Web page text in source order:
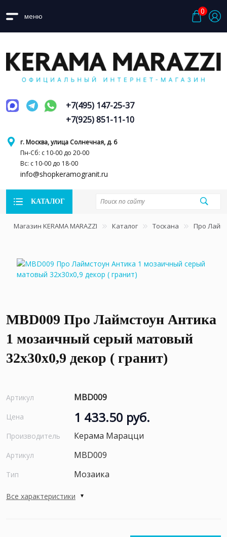
меню
0
г. Москва, улица Солнечная, д. 6
Пн-Сб: с 10-00 до 20-00
Вс: с 10-00 до 18-00
info@shopkeramogranit.ru
+7(495) 147-25-37
+7(925) 851-11-10
КАТАЛОГ
Магазин KERAMA MARAZZI Каталог Тоскана Про
MBD009 Про Лаймстоун Антика
1 мозаичный серый матовый
32х30х0,9 декор ( гранит)
Артикул MBD009
Цена 1 433.50 руб.
Производитель Керама Марацци
Артикул MBD009
Тип Мозаика
Все характеристики